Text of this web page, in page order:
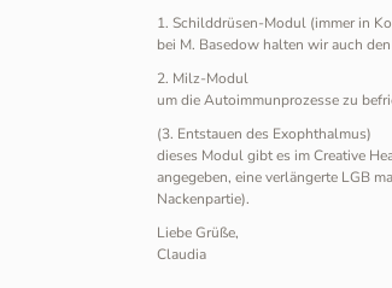
1. Schilddrüsen-Modul (immer in
bei M. Basedow halten wir auch
2. Milz-Modul
um die Autoimmunprozesse zu
(3. Entstauen des Exophthalmus)
dieses Modul gibt es im Creative
angegeben, eine verlängerte LGB
Nackenpartie).
Liebe Grüße,
Claudia